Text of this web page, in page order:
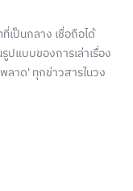
เป็นกลาง เชื่อถือได้
ปแบบของการเล่าเรื่อง
ลาด' ทุกข่าวสารในวง